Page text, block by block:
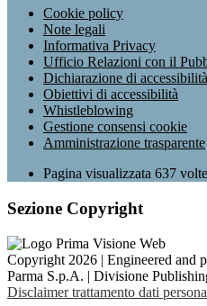
Cookie policy
Note legali
Informativa Privacy
Ufficio Relazioni con il
Dichiarazione di accessibilità
Obiettivi di accessibilità
Whistleblowing
Gestione consensi cookie
Amministrazione trasparente
Pagina visualizzata 637 volte
Sezione Copyright
Copyright 2026 | Engineered and
Parma S.p.A. | Divisione
Disclaimer trattamento dati